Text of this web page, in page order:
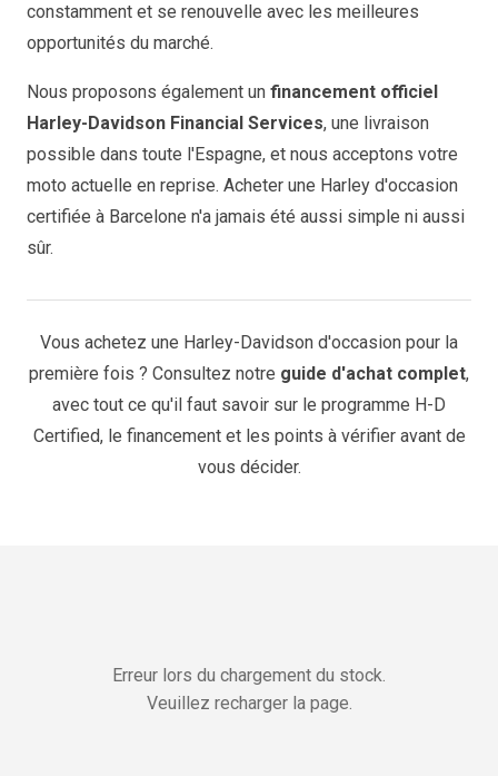
constamment et se renouvelle avec les meilleures
opportunités du marché.
Nous proposons également un financement officiel
Harley-Davidson Financial Services, une livraison
possible dans toute l'Espagne, et nous acceptons votre
moto actuelle en reprise. Acheter une Harley d'occasion
certifiée à Barcelone n'a jamais été aussi simple ni aussi
sûr.
Vous achetez une Harley-Davidson d'occasion pour la
première fois ? Consultez notre guide d'achat complet,
avec tout ce qu'il faut savoir sur le programme H-D
Certified, le financement et les points à vérifier avant de
vous décider.
Erreur lors du chargement du stock.
Veuillez recharger la page.